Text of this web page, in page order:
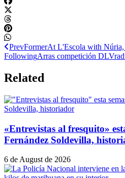
PrevFormerAt L'Escola with Núria,
FollowingArras competición
Related
«Entrevistas al fresquito»
Fernández Soldevilla,
6 de August de 2026